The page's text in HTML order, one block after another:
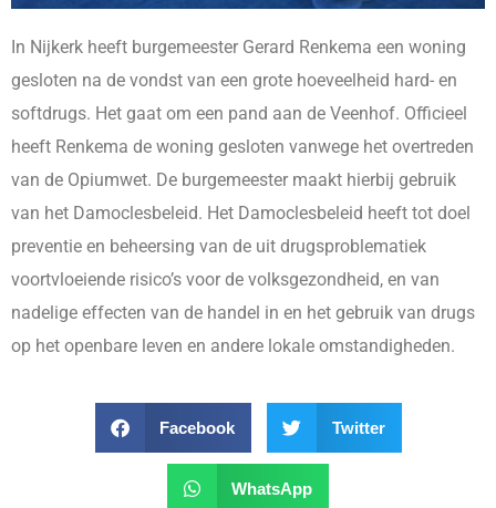
In Nijkerk heeft burgemeester Gerard Renkema een woning
gesloten na de vondst van een grote hoeveelheid hard- en
softdrugs. Het gaat om een pand aan de Veenhof. Officieel
heeft Renkema de woning gesloten vanwege het overtreden
van de Opiumwet. De burgemeester maakt hierbij gebruik
van het Damoclesbeleid. Het Damoclesbeleid heeft tot doel
preventie en beheersing van de uit drugsproblematiek
voortvloeiende risico’s voor de volksgezondheid, en van
nadelige effecten van de handel in en het gebruik van drugs
op het openbare leven en andere lokale omstandigheden.
Facebook Twitter
WhatsApp